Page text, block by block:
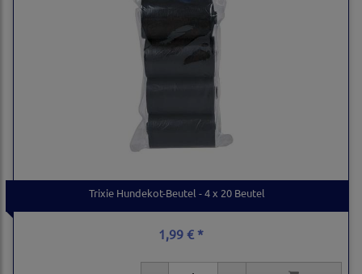
Trixie Hundekot-Beutel - 4 x 20 Beutel
1,99 € *